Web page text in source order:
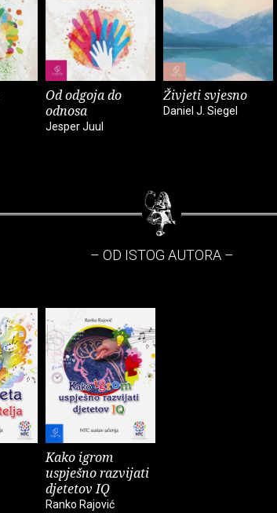
Od odgoja do
odnosa
Jesper Juul
Živjeti svjesno
Daniel J. Siegel
– OD ISTOG AUTORA –
Kako igrom
uspješno razvijati
djetetov IQ
Ranko Rajović